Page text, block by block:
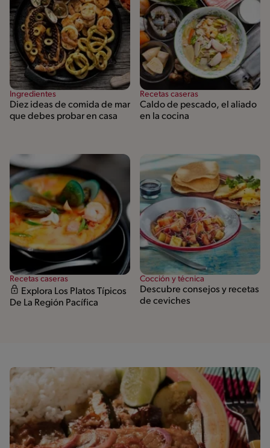
Ingredientes
Diez ideas de comida de mar
que debes probar en casa
Recetas caseras
Caldo de pescado, el aliado
en la cocina
Recetas caseras
Explora Los Platos Típicos
De La Región Pacífica
Cocción y técnica
Descubre consejos y recetas
de ceviches